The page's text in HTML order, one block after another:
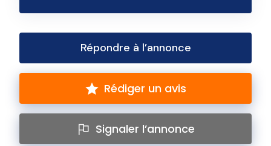
Répondre à l’annonce
Rédiger un avis
Signaler l’annonce